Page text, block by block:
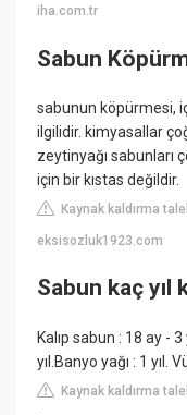
iha.com.tr
Sabun
sabunun köpürmesi,
ilgilidir. kimyasallar
zeytinyağı sabunları
için bir kıstas değildir.
Kaynak kaldırma
eksisozluk1923.com
Sabun kaç yıl
Kalıp sabun : 18 ay -
yıl.Banyo yağı : 1 yıl.
Kaynak kaldırma